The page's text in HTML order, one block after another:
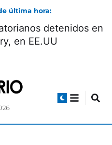
última hora:
detenidos en
en EE.UU